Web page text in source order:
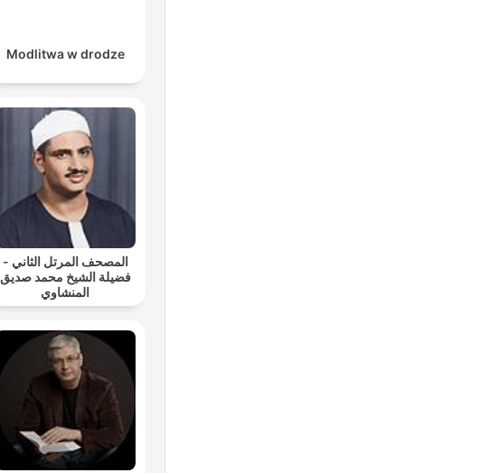
Modlitwa w drodze
المصحف المرتل الثاني -
فضيلة الشيخ محمد صديق
المنشاوي